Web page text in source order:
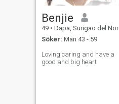
Benjie
49 • Dapa, Surigao del Norte, Filippinerna
Söker: Man 43 - 59
Loving caring and have a
good and big heart